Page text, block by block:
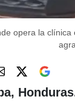
opera la